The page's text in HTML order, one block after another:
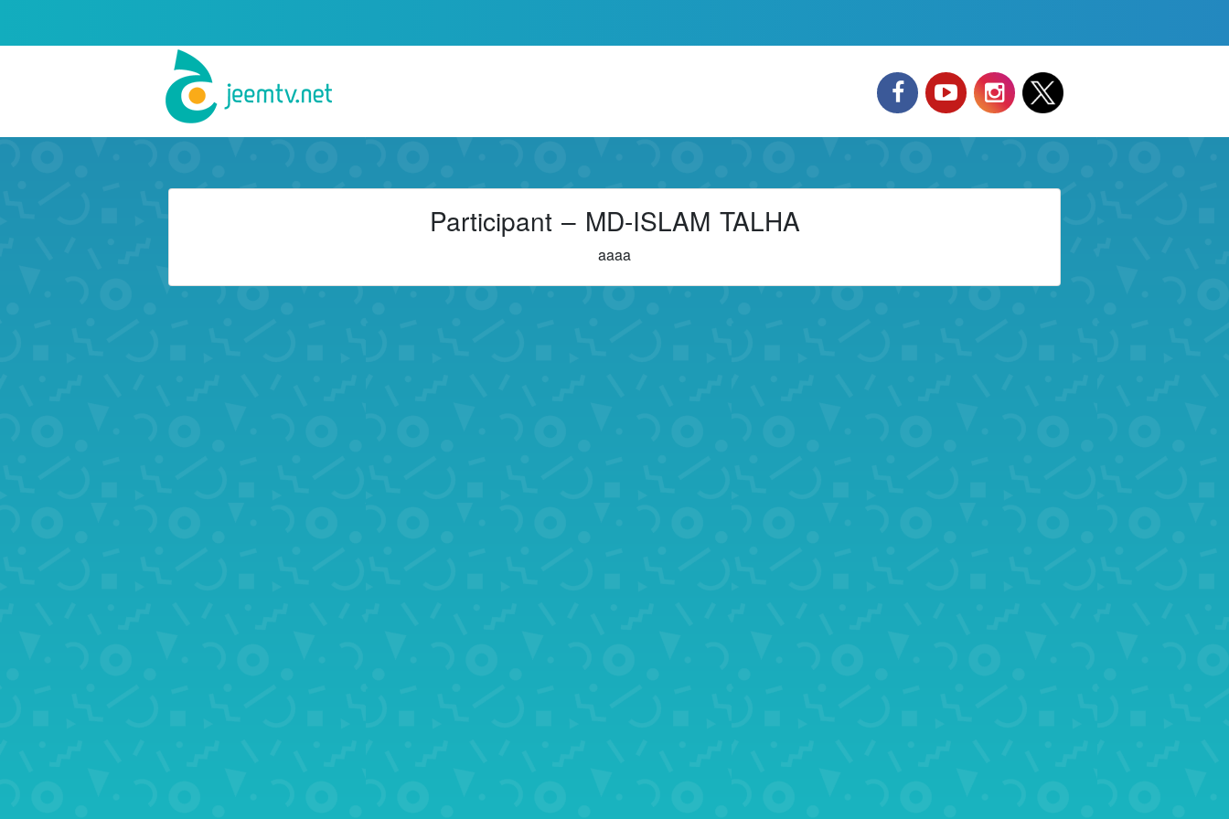
Participant – MD-ISLAM TALHA
aaaa